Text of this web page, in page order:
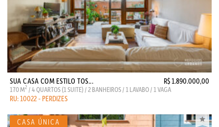
SUA CASA COM ESTILO TOS... R$ 1.890.000,00
170 M2 / 4 QUARTOS (1 SUITE) / 2 BANHEIROS / 1 LAVABO / 1 VAGA
RU: 10022 - PERDIZES